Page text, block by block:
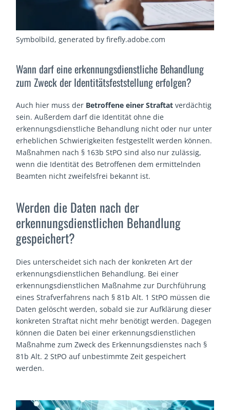
Symbolbild, generated by firefly.adobe.com
Wann darf eine erkennungsdienstliche Behandlung
zum Zweck der Identitätsfeststellung erfolgen?
Auch hier muss der Betroffene einer Straftat verdächtig
sein. Außerdem darf die Identität ohne die
erkennungsdienstliche Behandlung nicht oder nur unter
erheblichen Schwierigkeiten festgestellt werden können.
Maßnahmen nach § 163b StPO sind also nur zulässig,
wenn die Identität des Betroffenen dem ermittelnden
Beamten nicht zweifelsfrei bekannt ist.
Werden die Daten nach der
erkennungsdienstlichen Behandlung
gespeichert?
Dies unterscheidet sich nach der konkreten Art der
erkennungsdienstlichen Behandlung. Bei einer
erkennungsdienstlichen Maßnahme zur Durchführung
eines Strafverfahrens nach § 81b Alt. 1 StPO müssen die
Daten gelöscht werden, sobald sie zur Aufklärung dieser
konkreten Straftat nicht mehr benötigt werden. Dagegen
können die Daten bei einer erkennungsdienstlichen
Maßnahme zum Zweck des Erkennungsdienstes nach §
81b Alt. 2 StPO auf unbestimmte Zeit gespeichert
werden.